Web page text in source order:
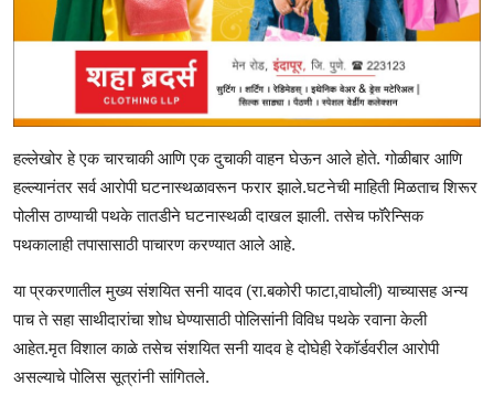
हल्लेखोर हे एक चारचाकी आणि एक दुचाकी वाहन घेऊन आले होते. गोळीबार आणि
हल्ल्यानंतर सर्व आरोपी घटनास्थळावरून फरार झाले.घटनेची माहिती मिळताच शिरूर
पोलीस ठाण्याची पथके तातडीने घटनास्थळी दाखल झाली. तसेच फॉरेन्सिक
पथकालाही तपासासाठी पाचारण करण्यात आले आहे.
या प्रकरणातील मुख्य संशयित सनी यादव (रा.बकोरी फाटा,वाघोली) याच्यासह अन्य
पाच ते सहा साथीदारांचा शोध घेण्यासाठी पोलिसांनी विविध पथके रवाना केली
आहेत.मृत विशाल काळे तसेच संशयित सनी यादव हे दोघेही रेकॉर्डवरील आरोपी
असल्याचे पोलिस सूत्रांनी सांगितले.